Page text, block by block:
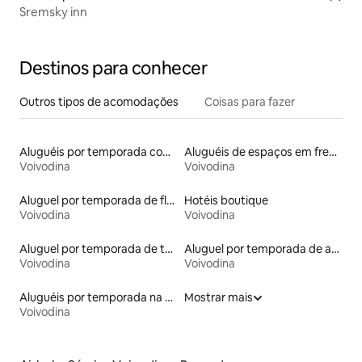
Sremsky inn
Destinos para conhecer
Outros tipos de acomodações Coisas para fazer
Aluguéis por temporada com acesso à praia
Voivodina
Aluguéis de espaços em frente à praia
Voivodina
Aluguel por temporada de flats
Voivodina
Hotéis boutique
Voivodina
Aluguel por temporada de townhouses
Voivodina
Aluguel por temporada de apart-hotéis
Voivodina
Aluguéis por temporada na orla
Voivodina
Mostrar mais